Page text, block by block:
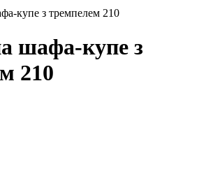
купе з тремпелем 210
шафа-купе з
210